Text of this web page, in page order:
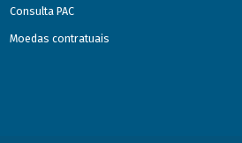
Consulta PAC
Moedas contratuais